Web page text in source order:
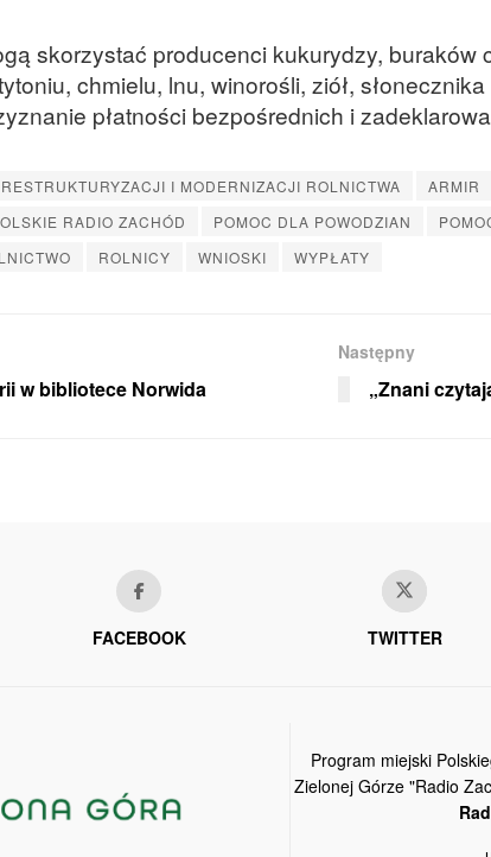
skorzystać producenci kukurydzy, buraków
chmielu, lnu, winorośli, ziół,
płatności bezpośrednich i
I MODERNIZACJI ROLNICTWA ARMIR
RADIO ZACHÓD POMOC DLA POWODZIAN
ROLNICY WNIOSKI WYPŁATY
w bibliotece Norwida
Następny
„Znani
FACEBOOK TWITTER
Program miejski
Zielonej Górze "Radio